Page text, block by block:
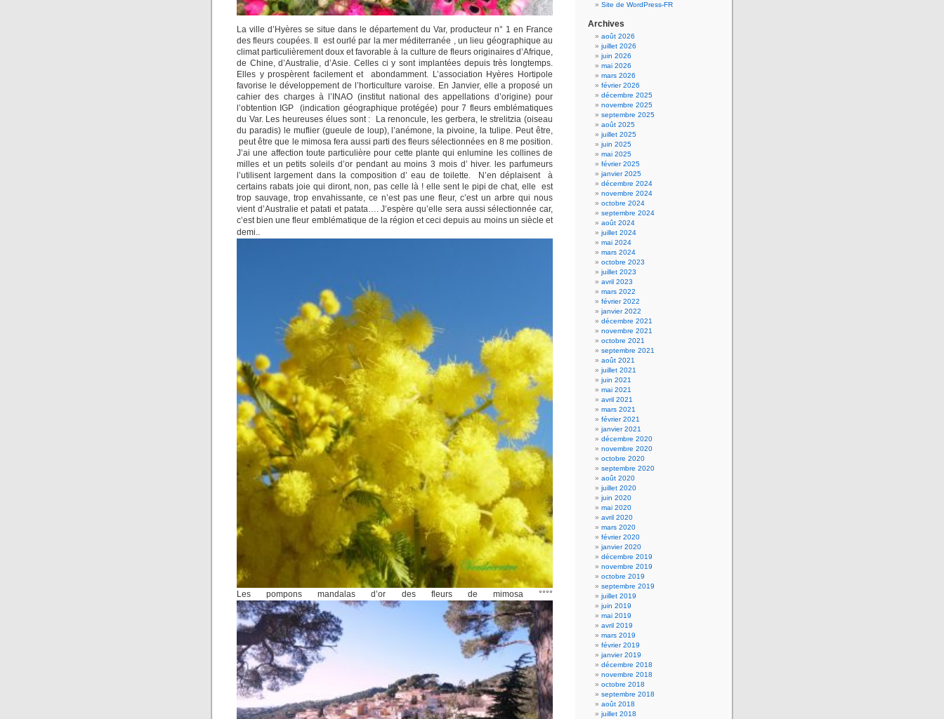
La ville d’Hyères se situe dans le département du Var, producteur n° 1 en France
des fleurs coupées. Il est ourlé par la mer méditerranée , un lieu géographique au
climat particulièrement doux et favorable à la culture de fleurs originaires d’Afrique,
de Chine, d’Australie, d’Asie. Celles ci y sont implantées depuis très longtemps.
Elles y prospèrent facilement et abondamment. L’association Hyères Hortipole
favorise le développement de l’horticulture varoise. En Janvier, elle a proposé un
cahier des charges à l’INAO (institut national des appellations d’origine) pour
l’obtention IGP (indication géographique protégée) pour 7 fleurs emblématiques
du Var. Les heureuses élues sont : La renoncule, les gerbera, le strelitzia (oiseau
du paradis) le muflier (gueule de loup), l’anémone, la pivoine, la tulipe. Peut être,
peut être que le mimosa fera aussi parti des fleurs sélectionnées en 8 me position.
J’ai une affection toute particulière pour cette plante qui enlumine les collines de
milles et un petits soleils d’or pendant au moins 3 mois d’ hiver. les parfumeurs
l’utilisent largement dans la composition d’ eau de toilette. N’en déplaisent à
certains rabats joie qui diront, non, pas celle là ! elle sent le pipi de chat, elle est
trop sauvage, trop envahissante, ce n’est pas une fleur, c’est un arbre qui nous
vient d’Australie et patati et patata…. J’espère qu’elle sera aussi sélectionnée car,
c’est bien une fleur emblématique de la région et ceci depuis au moins un siècle et
demi.
Les pompons mandalas d’or des fleurs de mimosa °°°°
Site de WordPress-FR
Archives
août 2026
juillet 2026
juin 2026
mai 2026
mars 2026
février 2026
décembre 2025
novembre 2025
septembre 2025
août 2025
juillet 2025
juin 2025
mai 2025
février 2025
janvier 2025
décembre 2024
novembre 2024
octobre 2024
septembre 2024
août 2024
juillet 2024
mai 2024
mars 2024
octobre 2023
juillet 2023
avril 2023
mars 2022
février 2022
janvier 2022
décembre 2021
novembre 2021
octobre 2021
septembre 2021
août 2021
juillet 2021
juin 2021
mai 2021
avril 2021
mars 2021
février 2021
janvier 2021
décembre 2020
novembre 2020
octobre 2020
septembre 2020
août 2020
juillet 2020
juin 2020
mai 2020
avril 2020
mars 2020
février 2020
janvier 2020
décembre 2019
novembre 2019
octobre 2019
septembre 2019
juillet 2019
juin 2019
mai 2019
avril 2019
mars 2019
février 2019
janvier 2019
décembre 2018
novembre 2018
octobre 2018
septembre 2018
août 2018
juillet 2018